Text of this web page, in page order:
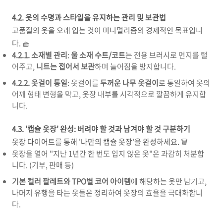
4.2. 옷의 수명과 스타일을 유지하는 관리 및 보관법
고품질의 옷을 오래 입는 것이 미니멀리즘의 경제적인 목표입니
다. 🧺
4.2.1. 소재별 관리:울 소재 수트/코트는 전용 브러시로 먼지를 털
어주고, 니트는 접어서 보관하며 늘어짐을 방지합니다.
4.2.2. 옷걸이 통일: 옷걸이를두꺼운 나무 옷걸이로 통일하여 옷의
어깨 형태 변형을 막고, 옷장 내부를 시각적으로 깔끔하게 유지합
니다.
4.3. '캡슐 옷장' 완성: 버려야 할 것과 남겨야 할 것 구분하기
옷장 다이어트를 통해 '나만의 캡슐 옷장'을 완성하세요. 🗑️
옷장을 열어 "지난 1년간 한 번도 입지 않은 옷"은 과감히 처분합
니다. (기부, 판매 등)
기본 컬러 팔레트와 TPO별 코어 아이템에 해당하는 옷만 남기고,
나머지 유행을 타는 옷들은 정리하여 옷장의 효율을 극대화합니
다.